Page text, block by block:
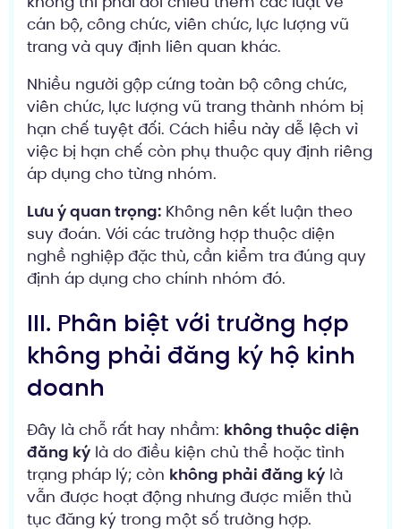
cán bộ, công chức, viên chức, lực lượng vũ
trang và quy định liên quan khác.
Nhiều người gộp cứng toàn bộ công chức,
viên chức, lực lượng vũ trang thành nhóm bị
hạn chế tuyệt đối. Cách hiểu này dễ lệch vì
việc bị hạn chế còn phụ thuộc quy định riêng
áp dụng cho từng nhóm.
Lưu ý quan trọng: Không nên kết luận theo
suy đoán. Với các trường hợp thuộc diện
nghề nghiệp đặc thù, cần kiểm tra đúng quy
định áp dụng cho chính nhóm đó.
III. Phân biệt với trường hợp
không phải đăng ký hộ kinh
doanh
Đây là chỗ rất hay nhầm: không thuộc diện
đăng ký là do điều kiện chủ thể hoặc tình
trạng pháp lý; còn không phải đăng ký là
vẫn được hoạt động nhưng được miễn thủ
tục đăng ký trong một số trường hợp.